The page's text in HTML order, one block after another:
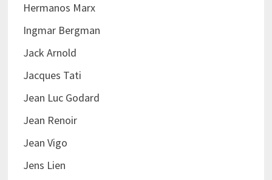
Hermanos Marx
Ingmar Bergman
Jack Arnold
Jacques Tati
Jean Luc Godard
Jean Renoir
Jean Vigo
Jens Lien